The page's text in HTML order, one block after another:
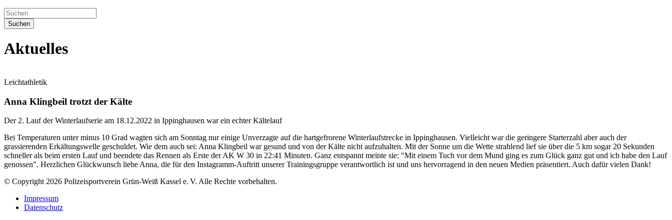
Suchen
Aktuelles
Leichtathletik
Anna Klingbeil trotzt der Kälte
Der 2. Lauf der Winterlaufserie am 18.12.2022 in Ippinghausen war ein echter Kältelauf
Bei Temperaturen unter minus 10 Grad wagten sich am Sonntag nur einige Unverzagte auf die hartgefrorene Winterlaufstrecke in Ippinghausen. Vielleicht war die geringere Starterzahl aber auch der
grassierenden Erkältungswelle geschuldet. Wie dem auch sei: Anna Klingbeil war gesund und von der Kälte nicht aufzuhalten. Mit der Sonne um die Wette strahlend lief sie über die 5 km sogar 20 Sekunden
schneller als beim ersten Lauf und beendete das Rennen als Erste der AK W 30 in 22:41 Minuten. Ganz entspannt meinte sie: "Mit einem Tuch vor dem Mund ging es zum Glück ganz gut und ich habe den Lauf
genossen". Herzlichen Glückwunsch liebe Anna, die für den Instagramm-Auftritt unserer Trainingsgruppe verantwortlich ist und uns hervorragend in den neuen Medien präsentiert. Auch dafür vielen Dank!
© Copyright 2026 Polizeisportverein Grün-Weiß Kassel e. V. Alle Rechte vorbehalten.
Impressum
Datenschutz